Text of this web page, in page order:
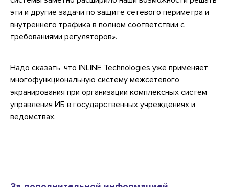
эти и другие задачи по защите сетевого периметра и
внутреннего трафика в полном соответствии с
требованиями регуляторов».
Надо сказать, что INLINE Technologies уже применяет
многофункциональную систему межсетевого
экранирования при организации комплексных систем
управления ИБ в государственных учреждениях и
ведомствах.